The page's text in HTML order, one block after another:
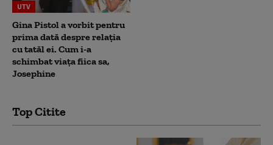
UTV
Gina Pistol a vorbit pentru
prima dată despre relația
cu tatăl ei. Cum i-a
schimbat viața fiica sa,
Josephine
Top Citite